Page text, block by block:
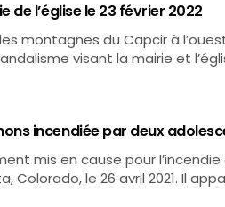
l’église le 23 février 2022
montagnes du Capcir à
visant la mairie et
incendiée par deux
mis en cause pour l’incendie
le 26 avril 2021. Il